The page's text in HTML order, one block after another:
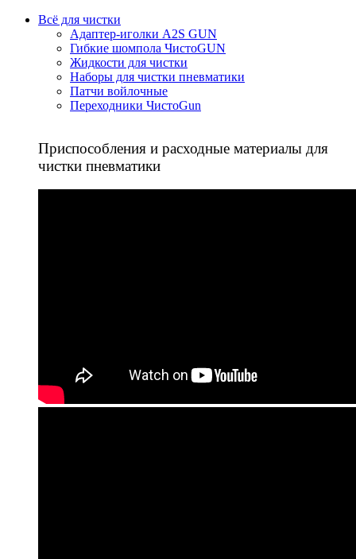
Всё для чистки
Адаптер-иголки A2S GUN
Гибкие шомпола ЧистоGUN
Жидкости для чистки
Наборы для чистки пневматики
Патчи войлочные
Переходники ЧистоGun
Приспособления и расходные материалы для
чистки пневматики